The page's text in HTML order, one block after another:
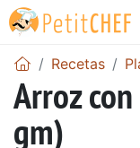
Recetas
Arroz
gm)